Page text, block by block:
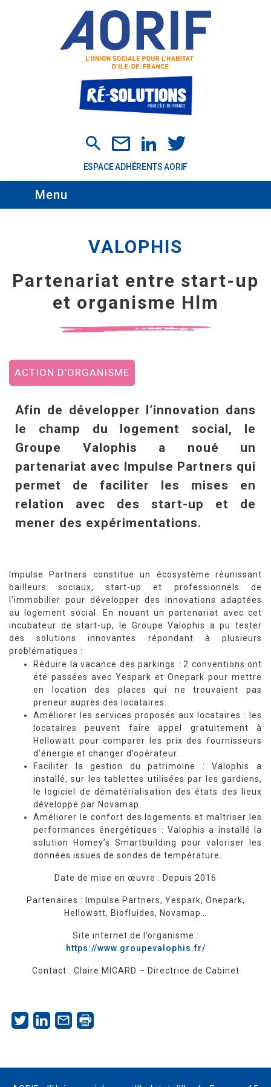
ESPACE ADHÉRENTS AORIF
Menu
VALOPHIS
Partenariat entre start-up
et organisme Hlm
ACTION D’ORGANISME
Afin de développer l’innovation dans
le champ du logement social, le
Groupe Valophis a noué un
partenariat avec Impulse Partners qui
permet de faciliter les mises en
relation avec des start-up et de
mener des expérimentations.
Impulse Partners constitue un écosystème réunissant
bailleurs sociaux, start-up et professionnels de
l’immobilier pour développer des innovations adaptées
au logement social. En nouant un partenariat avec cet
incubateur de start-up, le Groupe Valophis a pu tester
des solutions innovantes répondant à plusieurs
problématiques :
Réduire la vacance des parkings : 2 conventions ont
été passées avec Yespark et Onepark pour mettre
en location des places qui ne trouvaient pas
preneur auprès des locataires.
Améliorer les services proposés aux locataires : les
locataires peuvent faire appel gratuitement à
Hellowatt pour comparer les prix des fournisseurs
d’énergie et changer d’opérateur.
Faciliter la gestion du patrimoine : Valophis a
installé, sur les tablettes utilisées par les gardiens,
le logiciel de dématérialisation des états des lieux
développé par Novamap.
Améliorer le confort des logements et maîtriser les
performances énergétiques : Valophis a installé la
solution Homey’s Smartbuilding pour valoriser les
données issues de sondes de température.
Date de mise en œuvre : Depuis 2016
Partenaires : Impulse Partners, Yespark, Onepark,
Hellowatt, Biofluides, Novamap…
Site internet de l’organisme :
https://www.groupevalophis.fr/
Contact : Claire MICARD – Directrice de Cabinet